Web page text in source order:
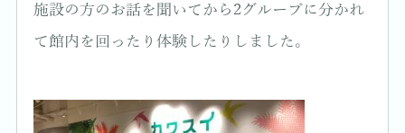
施設の方のお話を聞いてから2グループに分かれ
て館内を回ったり体験したりしました。